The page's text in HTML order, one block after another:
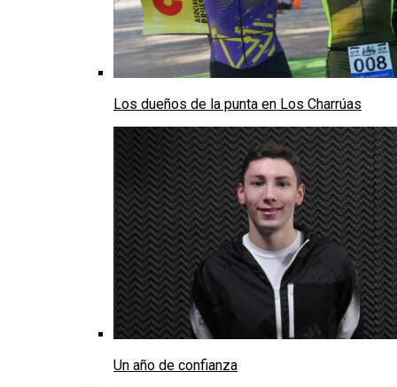
Los dueños de la punta en Los Charrúas
Un año de confianza